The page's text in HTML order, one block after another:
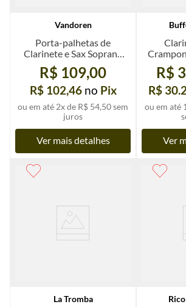
Vandoren
Porta-palhetas de
Clarinete e Sax Soprano
"Vandoren" Quadpack
para 4 palhetas, un.
R$ 109,00
R$ 102,46 no Pix
ou em até 2x de R$ 54,50sem
juros
Ver mais detalhes
Crampon
R$
R$
ou em até
Ver
La Tromba